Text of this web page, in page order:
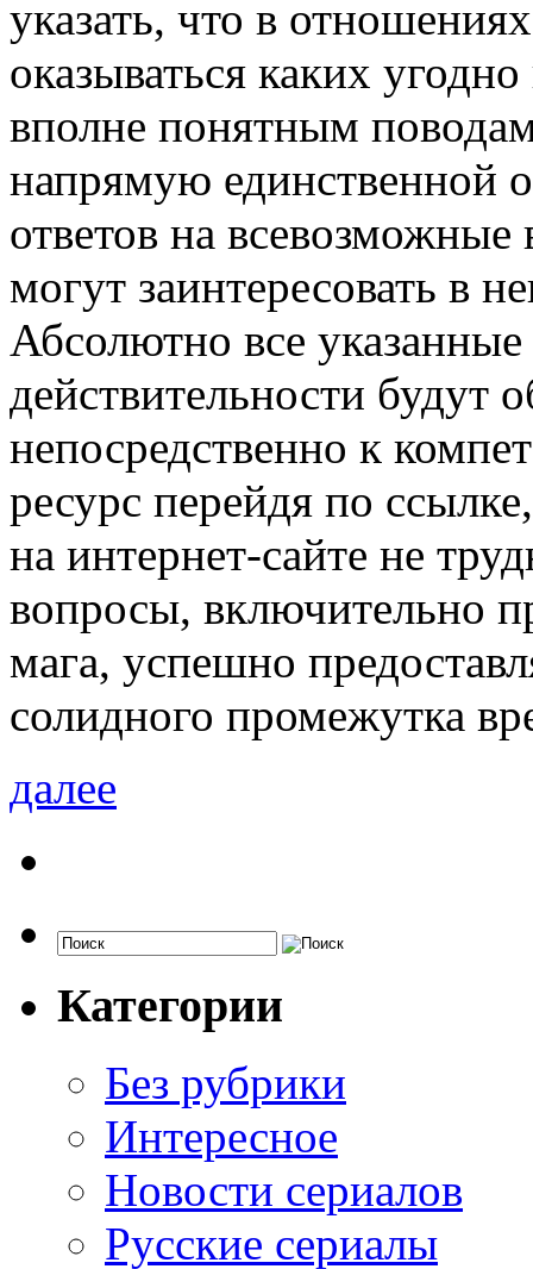
указать, что в
оказываться каких
вполне понятным
напрямую единственной
ответов на
могут заинтересовать в
Абсолютно все
действительности будут
непосредственно к
ресурс перейдя по
на интернет-сайте не
вопросы, включительно
мага, успешно
солидного промежутка
далее
Категории
Без рубрики
Интересное
Новости сериалов
Русские сериалы